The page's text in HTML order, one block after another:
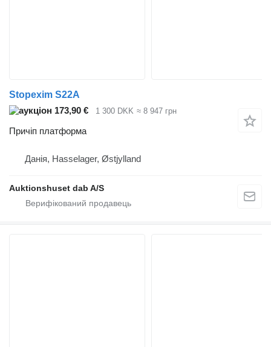
Stopexim S22A
173,90 €
1 300 DKK ≈ 8 947 грн
Причіп платформа
Данія, Hasselager, Østjylland
Auktionshuset dab A/S